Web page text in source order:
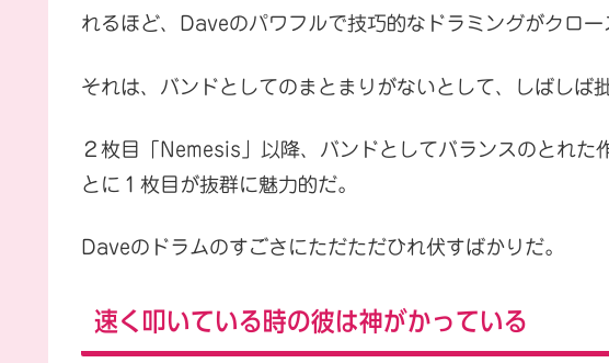
れるほど、Daveのパワフルで技巧的なドラミングがクロー
それは、バンドとしてのまとまりがないとして、しばしば
２枚目「Nemesis」以降、バンドとしてバランスのとれた
とに１枚目が抜群に魅力的だ。
Daveのドラムのすごさにただただひれ伏すばかりだ。
速く叩いている時の彼は神がかっている